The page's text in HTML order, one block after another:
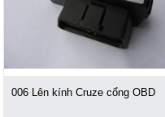
006 Lên kính Cruze cổng OBD